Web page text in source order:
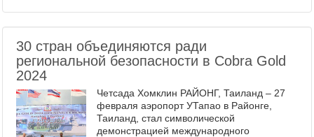
30 стран объединяются ради
региональной безопасности в Cobra Gold
2024
Четсада Хомклин РАЙОНГ, Таиланд – 27
февраля аэропорт УТапао в Районге,
Таиланд, стал символической
демонстрацией международного